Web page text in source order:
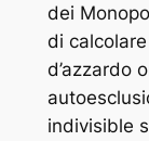
dei
di
d’azzardo
indivisible